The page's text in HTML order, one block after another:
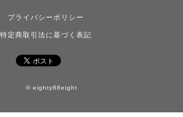
プライバシーポリシー
特定商取引法に基づく表記
© eighty88eight